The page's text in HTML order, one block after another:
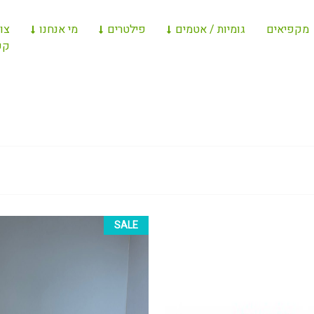
מקפיאים גומיות / אטמים פילטרים מי אנחנו
SALE